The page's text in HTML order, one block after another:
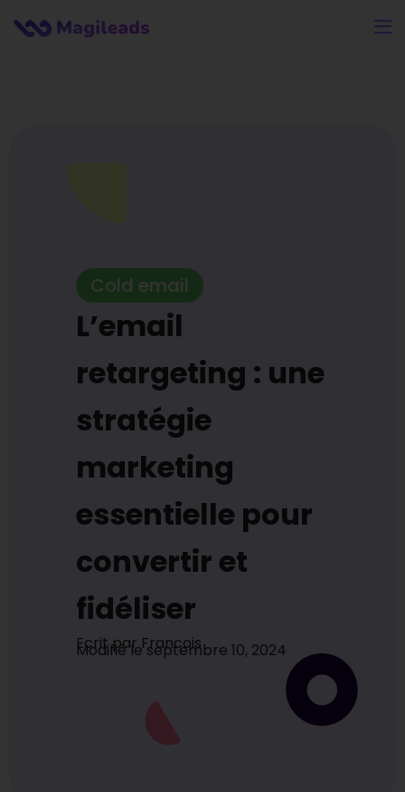
Cold email
L’email
retargeting : une
stratégie
marketing
essentielle pour
convertir et
fidéliser
Ecrit parFrancois
Modifié le septembre 10, 2024